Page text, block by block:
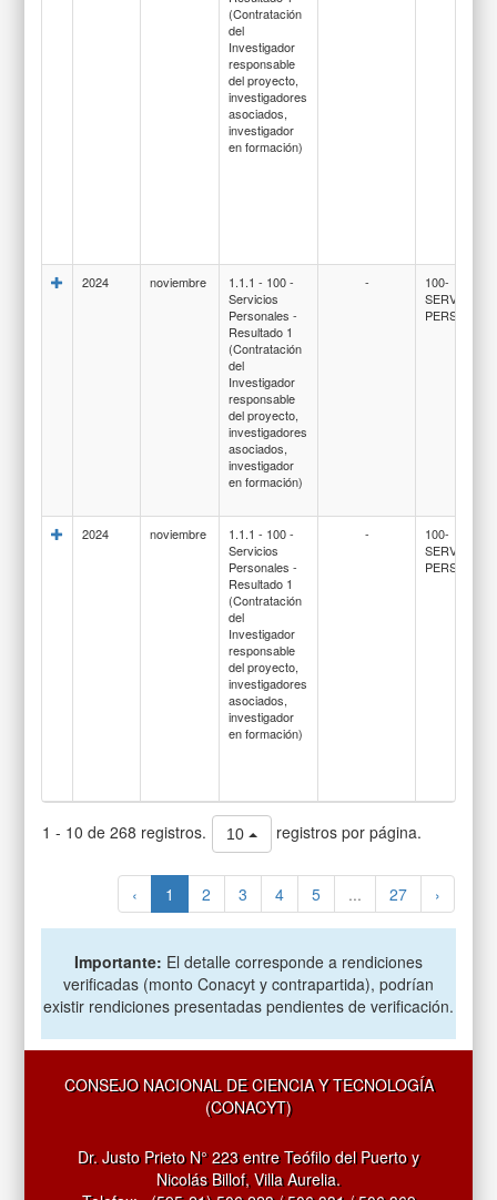
(Contratación
del
Investigador
responsable
del proyecto,
investigadores
asociados,
investigador
en formación)
2024 noviembre
1.1.1 - 100 -
Servicios
Personales -
Resultado 1
(Contratación
del
Investigador
responsable
del proyecto,
investigadores
asociados,
investigador
en formación)
-
100-
SERVICIOS
2024 noviembre
1.1.1 - 100 -
Servicios
Personales -
Resultado 1
(Contratación
del
Investigador
responsable
del proyecto,
investigadores
asociados,
investigador
en formación)
-
100-
SERVICIOS
1 - 10 de 268 registros. 10 registros por página.
‹ 1 2 3 4 5 ... 27 ›
Importante: El detalle corresponde a rendiciones
verificadas (monto Conacyt y contrapartida), podrían
existir rendiciones presentadas pendientes de verificación.
CONSEJO NACIONAL DE CIENCIA Y TECNOLOGÍA
(CONACYT)
Dr. Justo Prieto N° 223 entre Teófilo del Puerto y
Nicolás Billof, Villa Aurelia.